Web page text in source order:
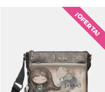
¡OFERTA!
era:
56.95 €.
El
es: